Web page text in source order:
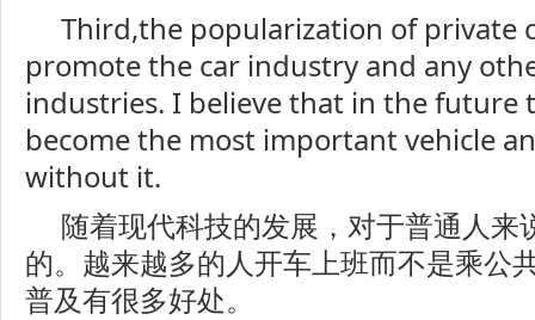
Third,the popularization of private
promote the car industry and any
industries. I believe that in the future
become the most important vehicle
without it.
随着现代科技的发展，对于普通人来
的。越来越多的人开车上班而不是乘公
普及有很多好处。